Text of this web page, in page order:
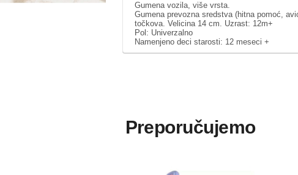
Gumena vozila, više vrsta.
Gumena prevozna sredstva (hitna pomoć,
točkova. Velicina 14 cm. Uzrast: 12m+
Pol: Univerzalno
Namenjeno deci starosti: 12 meseci +
Preporučujemo